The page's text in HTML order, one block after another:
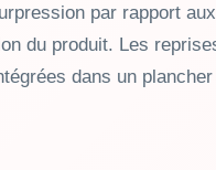
par rapport
du produit. Les
dans un